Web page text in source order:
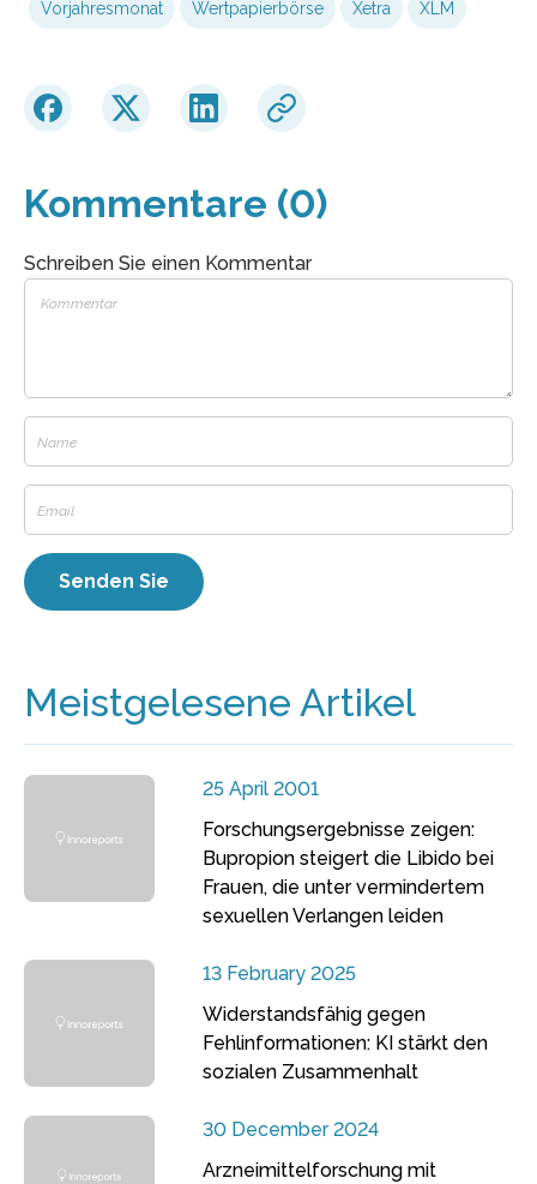
Vorjahresmonat Wertpapierbörse Xetra XLM
Kommentare (0)
Schreiben Sie einen Kommentar
Meistgelesene Artikel
25 April 2001
Forschungsergebnisse zeigen:
Bupropion steigert die Libido bei
Frauen, die unter vermindertem
sexuellen Verlangen leiden
13 February 2025
Widerstandsfähig gegen
Fehlinformationen: KI stärkt den
sozialen Zusammenhalt
30 December 2024
Arzneimittelforschung mit